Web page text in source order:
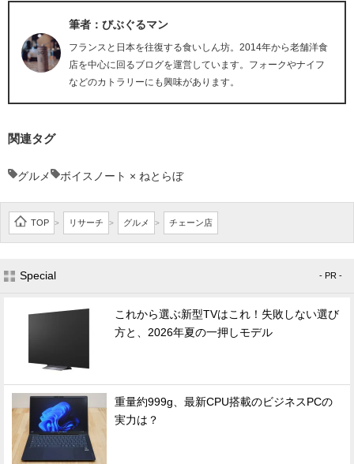
筆者：びぶぐるマン
フランスと日本を往復する食いしん坊。2014年から老舗洋食
店を中心に回るブログを運営しています。フォークやナイフ
などのカトラリーにも興味があります。
関連タグ
グルメ ボイスノート × ねとらぼ
TOP > リサーチ > グルメ > チェーン店
Special - PR -
これから選ぶ新型TVはこれ！失敗しない選び
方と、2026年夏の一押しモデル
重量約999g、最新CPU搭載のビジネスPCの
実力は？